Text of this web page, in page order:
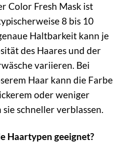
Color Fresh Mask ist
8 bis 10
Haltbarkeit kann je
des Haares und der
variieren. Bei
Haar kann die Farbe
oder weniger
schneller verblassen.
Haartypen geeignet?